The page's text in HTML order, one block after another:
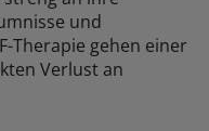
und
Therapie gehen einer
Verlust an